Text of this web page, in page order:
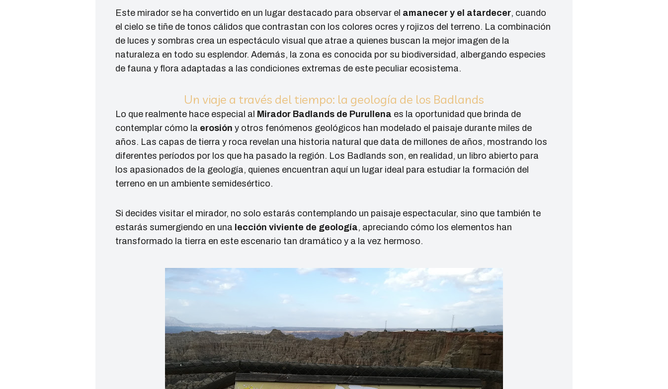
Este mirador se ha convertido en un lugar destacado para observar el amanecer y el atardecer, cuando
el cielo se tiñe de tonos cálidos que contrastan con los colores ocres y rojizos del terreno. La combinación
de luces y sombras crea un espectáculo visual que atrae a quienes buscan la mejor imagen de la
naturaleza en todo su esplendor. Además, la zona es conocida por su biodiversidad, albergando especies
de fauna y flora adaptadas a las condiciones extremas de este peculiar ecosistema.
Un viaje a través del tiempo: la geología de los Badlands
Lo que realmente hace especial al Mirador Badlands de Purullena es la oportunidad que brinda de
contemplar cómo la erosión y otros fenómenos geológicos han modelado el paisaje durante miles de
años. Las capas de tierra y roca revelan una historia natural que data de millones de años, mostrando los
diferentes períodos por los que ha pasado la región. Los Badlands son, en realidad, un libro abierto para
los apasionados de la geología, quienes encuentran aquí un lugar ideal para estudiar la formación del
terreno en un ambiente semidesértico.
Si decides visitar el mirador, no solo estarás contemplando un paisaje espectacular, sino que también te
estarás sumergiendo en una lección viviente de geología, apreciando cómo los elementos han
transformado la tierra en este escenario tan dramático y a la vez hermoso.